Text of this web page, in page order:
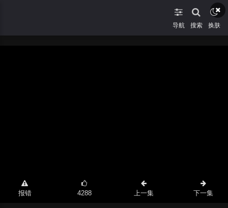
导航 搜索 换肤
报错 4288 上一集 下一集